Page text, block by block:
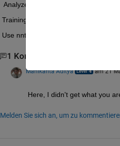
Analyze the steps to train a
Training programming using Matlab
Use nntool for survey and analysis
1 Kommentar
Manikanta Aditya am 21
Here, I didn't get what you
Melden Sie sich an, um zu